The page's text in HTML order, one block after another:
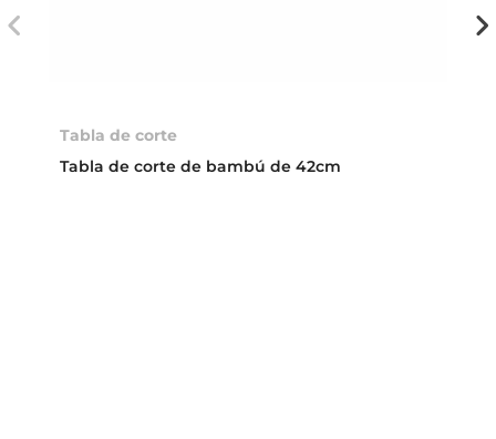
Tabla de corte
Tabla de corte de bambú de 42cm